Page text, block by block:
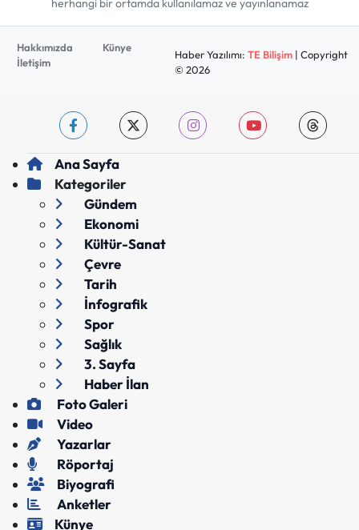
herhangi bir ortamda kullanılamaz ve yayınlanamaz
Hakkımızda
Künye
İletişim
Haber Yazılımı: TE Bilişim| Copyright
© 2026
Ana Sayfa
Kategoriler
Gündem
Ekonomi
Kültür-Sanat
Çevre
Tarih
İnfografik
Spor
Sağlık
3. Sayfa
Haber İlan
Foto Galeri
Video
Yazarlar
Röportaj
Biyografi
Anketler
Künye